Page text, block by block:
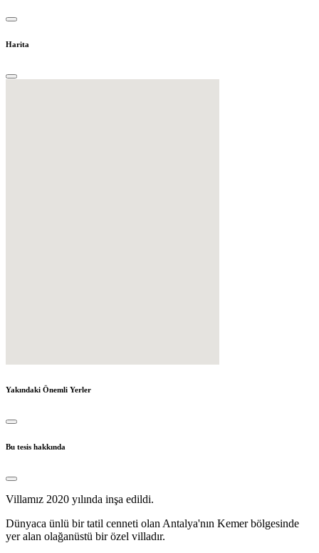
Harita
Yakındaki Önemli Yerler
Bu tesis hakkında
Villamız 2020 yılında inşa edildi.
Dünyaca ünlü bir tatil cenneti olan Antalya'nın Kemer bölgesinde
yer alan olağanüstü bir özel villadır.